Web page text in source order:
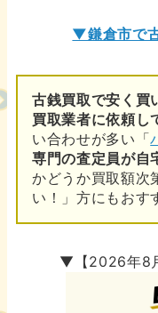
▼鎌倉市で
古銭買取で安く買
買取業者に依頼し
い合わせが多い「
専門の査定員が自
かどうか買取額次
い！」方にもおす
▼【2026年8